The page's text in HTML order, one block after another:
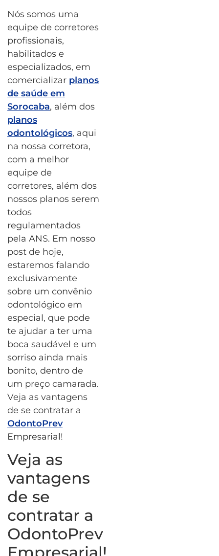
Nós somos uma
equipe de corretores
profissionais,
habilitados e
especializados, em
comercializar planos
de saúde em
Sorocaba, além dos
planos
odontológicos, aqui
na nossa corretora,
com a melhor
equipe de
corretores, além dos
nossos planos serem
todos
regulamentados
pela ANS. Em nosso
post de hoje,
estaremos falando
exclusivamente
sobre um convênio
odontológico em
especial, que pode
te ajudar a ter uma
boca saudável e um
sorriso ainda mais
bonito, dentro de
um preço camarada.
Veja as vantagens
de se contratar a
OdontoPrev
Empresarial!
Veja as
vantagens
de se
contratar a
OdontoPrev